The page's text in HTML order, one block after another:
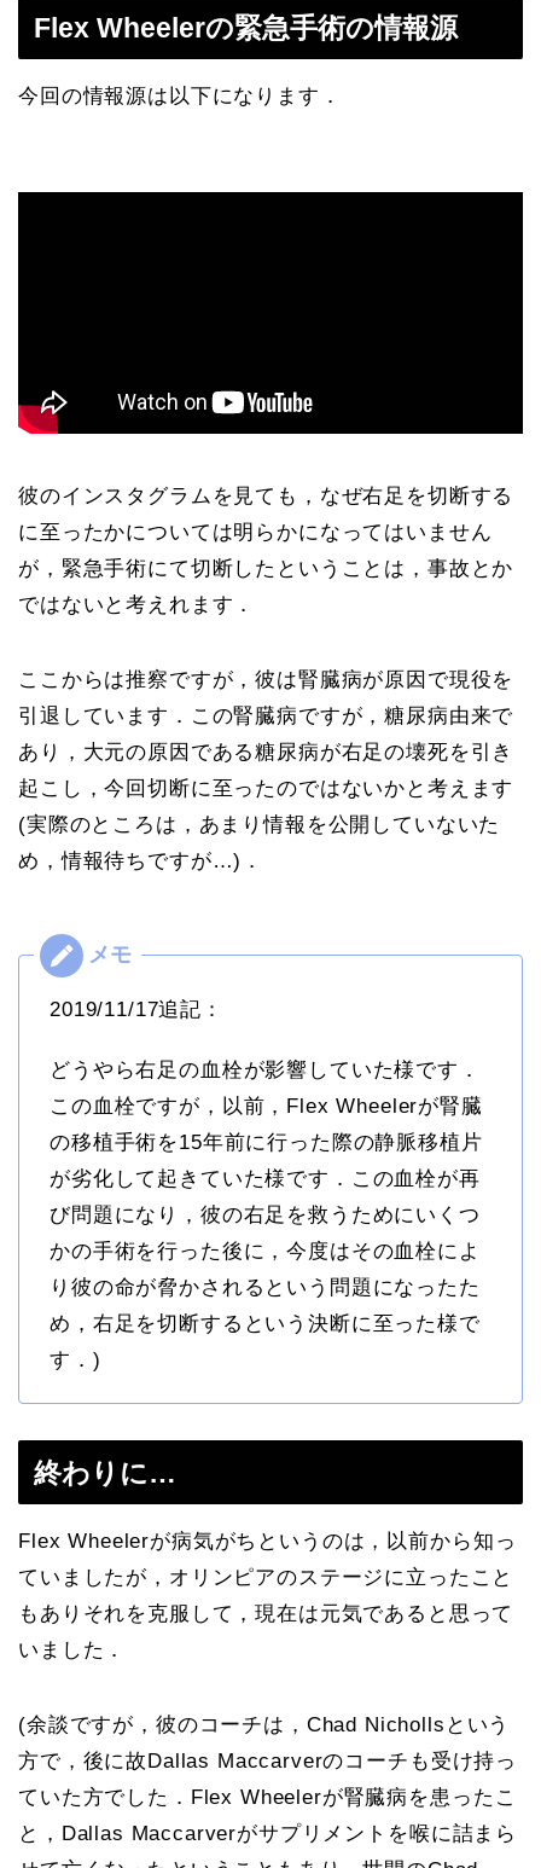
Flex Wheelerの緊急手術の情報源
今回の情報源は以下になります．
彼のインスタグラムを見ても，なぜ右足を切断する
に至ったかについては明らかになってはいません
が，緊急手術にて切断したということは，事故とか
ではないと考えれます．
ここからは推察ですが，彼は腎臓病が原因で現役を
引退しています．この腎臓病ですが，糖尿病由来で
あり，大元の原因である糖尿病が右足の壊死を引き
起こし，今回切断に至ったのではないかと考えます
(実際のところは，あまり情報を公開していないた
め，情報待ちですが…)．
2019/11/17追記：
どうやら右足の血栓が影響していた様です．
この血栓ですが，以前，Flex Wheelerが腎臓
の移植手術を15年前に行った際の静脈移植片
が劣化して起きていた様です．この血栓が再
び問題になり，彼の右足を救うためにいくつ
かの手術を行った後に，今度はその血栓によ
り彼の命が脅かされるという問題になったた
め，右足を切断するという決断に至った様で
す．)
終わりに…
Flex Wheelerが病気がちというのは，以前から知っ
ていましたが，オリンピアのステージに立ったこと
もありそれを克服して，現在は元気であると思って
いました．
(余談ですが，彼のコーチは，Chad Nichollsという
方で，後に故Dallas Maccarverのコーチも受け持っ
ていた方でした．Flex Wheelerが腎臓病を患ったこ
と，Dallas Maccarverがサプリメントを喉に詰まら